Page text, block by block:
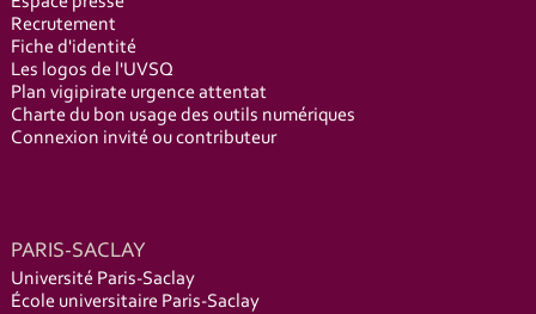
Recrutement
Fiche d'identité
Les logos de l'UVSQ
Plan vigipirate urgence attentat
Charte du bon usage des outils numériques
Connexion invité ou contributeur
PARIS-SACLAY
Université Paris-Saclay
École universitaire Paris-Saclay